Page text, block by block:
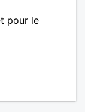
pour le